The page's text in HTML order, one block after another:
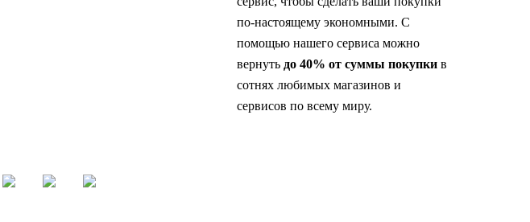
по-настоящему экономными. С
помощью нашего сервиса можно
вернуть до 40% от суммы покупкив
сотнях любимых магазинов и
сервисов по всему миру.